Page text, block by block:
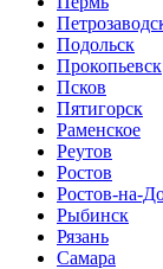
Подольск
Прокопьевск
Псков
Пятигорск
Раменское
Реутов
Ростов
Ростов-на-
Рыбинск
Рязань
Самара